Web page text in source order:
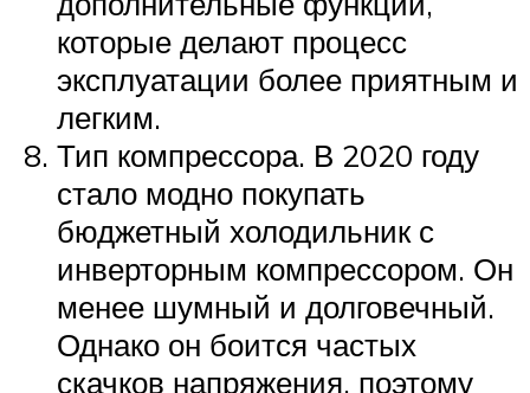
которые делают процесс
эксплуатации более приятным и
легким.
Тип компрессора. В 2020 году
стало модно покупать
бюджетный холодильник с
инверторным компрессором. Он
менее шумный и долговечный.
Однако он боится частых
скачков напряжения, поэтому